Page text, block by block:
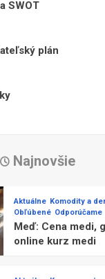
SWOT
plán
Najnovšie
Aktuálne Komodity a
Obľúbené Odporúčame
Meď: Cena medi,
online kurz medi